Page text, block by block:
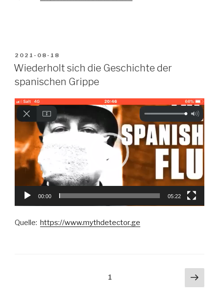
VERÖFFENTLICHT
AM
2021-08-18
Wiederholt sich die Geschichte der
spanischen Grippe
Video-
Player
00:00 05:22
Quelle: https://www.mythdetector.ge
1